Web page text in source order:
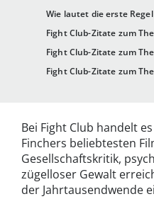
Wie lautet die erste
Fight Club-Zitate zum
Fight Club-Zitate zum
Fight Club-Zitate zum
Bei Fight Club handelt
Finchers beliebtesten
Gesellschaftskritik,
zügelloser Gewalt
der Jahrtausendwende